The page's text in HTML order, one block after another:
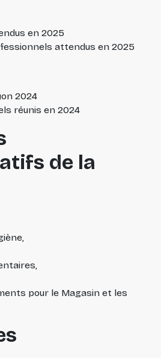
en 2025
attendus en 2025
2024
réunis en 2024
de la
pour le Magasin et les